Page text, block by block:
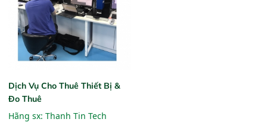
Dịch Vụ Cho Thuê Thiết Bị &
Đo Thuê
Hãng sx: Thanh Tin Tech